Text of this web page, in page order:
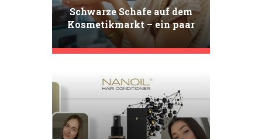
Schwarze Schafe auf dem
Kosmetikmarkt – ein paar
Worte zu schädlichen
Substanzen in der